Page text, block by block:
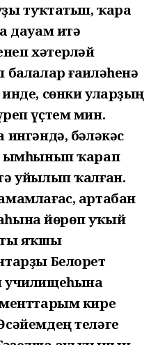
туҡтатып, ҡара
дауам итә
хәтерләй
ғаиләһенә
сөнки уларҙың
үҫтем мин.
бәләкәс
ымһынып ҡарап
уйылып ҡалған.
артабан
йөрөп уҡый
яҡшы
Белорет
училищеһына
кире
теләге